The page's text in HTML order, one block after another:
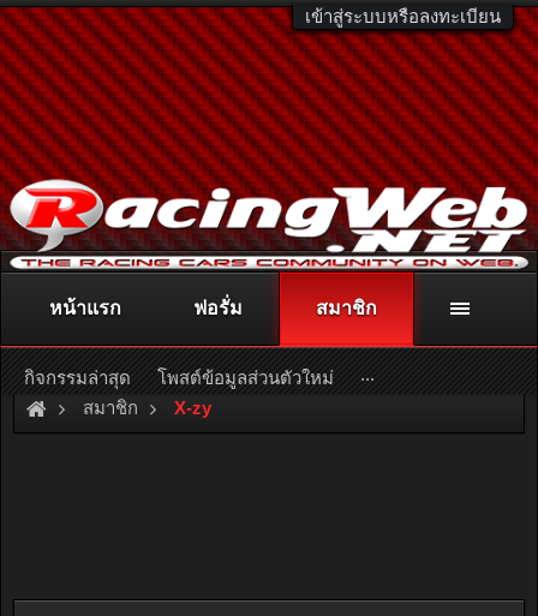
เข้าสู่ระบบหรือลงทะเบียน
ติดต่อลงโฆษณา racingweb@gmail.comหรือโทร. 081-811-1138
หรืออ่านรายละเอียดเพิ่มเติม คลิกที่นี่
สมาชิก X-zy
หน้าแรก ฟอรั่ม สมาชิก
กิจกรรมล่าสุด โพสต์ข้อมูลส่วนตัวใหม่ ...